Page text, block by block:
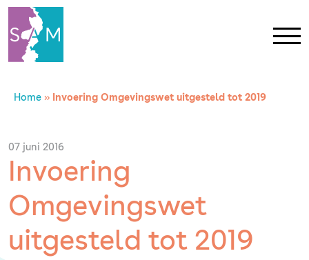
Home
Contact
SAM Limburg
Actueel
Home » Invoering Omgevingswet uitgesteld tot 2019
07 juni 2016
Invoering
Omgevingswet
uitgesteld tot 2019